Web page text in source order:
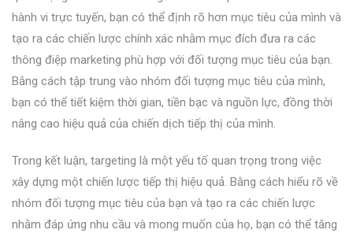
hành vi trực tuyến, bạn có thể định rõ hơn mục tiêu của mình và
tạo ra các chiến lược chính xác nhằm mục đích đưa ra các
thông điệp marketing phù hợp với đối tượng mục tiêu của bạn.
Bằng cách tập trung vào nhóm đối tượng mục tiêu của mình,
bạn có thể tiết kiệm thời gian, tiền bạc và nguồn lực, đồng thời
nâng cao hiệu quả của chiến dịch tiếp thị của mình.
Trong kết luận, targeting là một yếu tố quan trọng trong việc
xây dựng một chiến lược tiếp thị hiệu quả. Bằng cách hiểu rõ về
nhóm đối tượng mục tiêu của bạn và tạo ra các chiến lược
nhằm đáp ứng nhu cầu và mong muốn của họ, bạn có thể tăng